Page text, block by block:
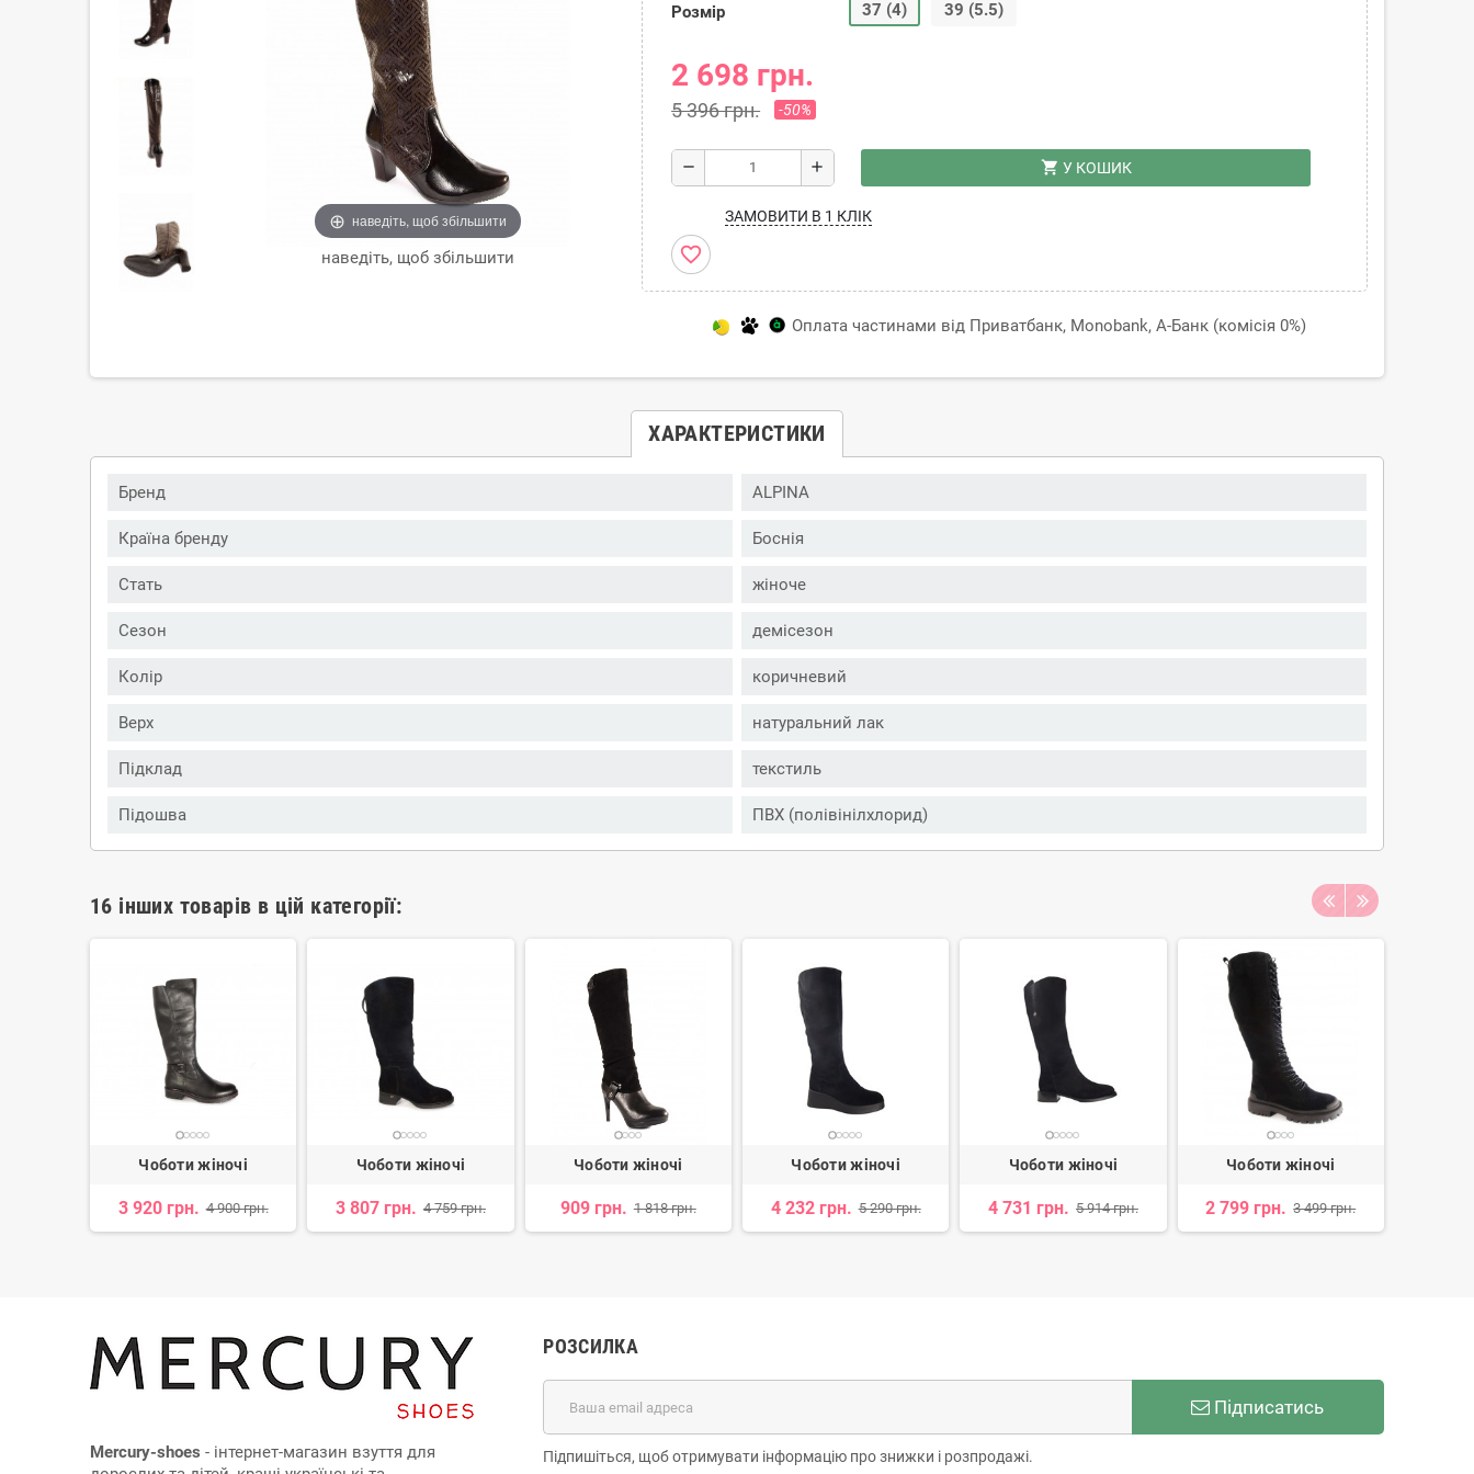
наведіть, щоб збільшити
наведіть, щоб збільшити
Розмір 37 (4) 39 (5.5)
2 698 грн.
5 396 грн. -50%
remove add shopping_cart У КОШИК
ЗАМОВИТИ В 1 КЛІК
favorite_border
Оплата частинами від Приватбанк, Monobank, А-Банк (комісія 0%)
ХАРАКТЕРИСТИКИ
Бренд ALPINA
Країна бренду Боснія
Стать жіноче
Сезон демісезон
Колір коричневий
Верх натуральний лак
Підклад текстиль
Підошва ПВХ (полівінілхлорид)
16 інших товарів в цій категорії:
Чоботи жіночі
3 920 грн. 4 900 грн.
Чоботи жіночі
3 807 грн. 4 759 грн.
Чоботи жіночі
909 грн. 1 818 грн.
Чоботи жіночі
4 232 грн. 5 290 грн.
Чоботи жіночі
4 731 грн. 5 914 грн.
Чоботи жіночі
2 799 грн. 3 499 грн.
Mercury-shoes - інтернет-магазин взуття для
РОЗСИЛКА
Підписатись
Підпишіться, щоб отримувати інформацію про знижки і розпродажі.